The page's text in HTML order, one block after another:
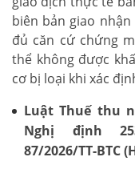
biên bản giao
đủ căn cứ chứng
thể không được
cơ bị loại khi xác
Luật Thuế thu
Nghị định
87/2026/TT-BTC